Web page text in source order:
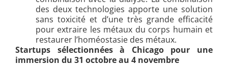
des deux technologies apporte une solution
sans toxicité et d’une très grande efficacité
pour extraire les métaux du corps humain et
restaurer l’homéostasie des métaux.
Startups sélectionnées à Chicago pour une
immersion du 31 octobre au 4 novembre